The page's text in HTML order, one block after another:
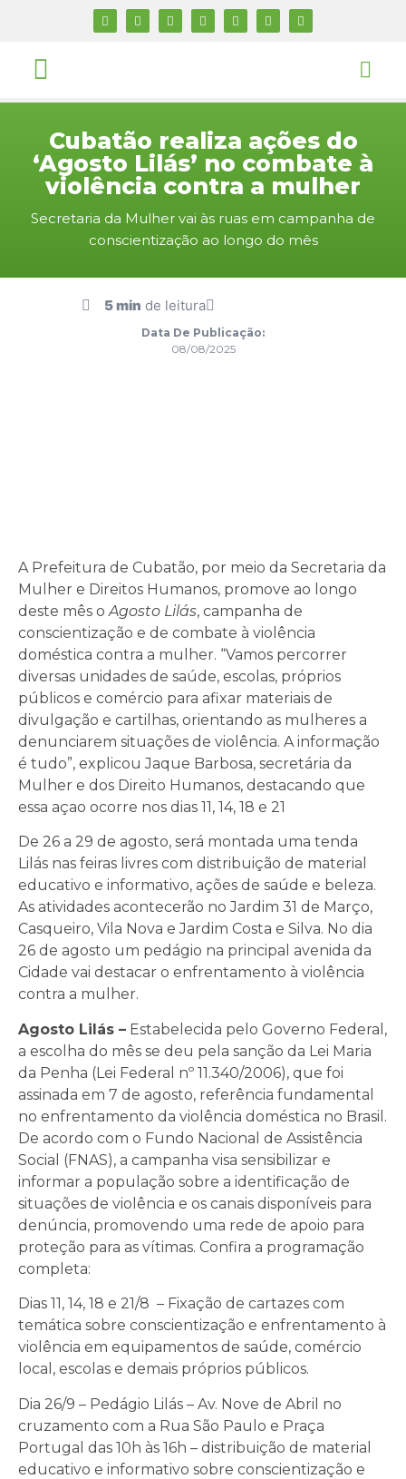
Cubatão realiza ações do
‘Agosto Lilás’ no combate à
violência contra a mulher
Secretaria da Mulher vai às ruas em campanha de
conscientização ao longo do mês
5 min de leitura
Data De Publicação:
08/08/2025
A Prefeitura de Cubatão, por meio da Secretaria da
Mulher e Direitos Humanos, promove ao longo
deste mês oAgosto Lilás, campanha de
conscientização e de combate à violência
doméstica contra a mulher. “Vamos percorrer
diversas unidades de saúde, escolas, próprios
públicos e comércio para afixar materiais de
divulgação e cartilhas, orientando as mulheres a
denunciarem situações de violência. A informação
é tudo”, explicou Jaque Barbosa, secretária da
Mulher e dos Direito Humanos, destacando que
essa açao ocorre nos dias 11, 14, 18 e 21
De 26 a 29 de agosto, será montada uma tenda
Lilás nas feiras livres com distribuição de material
educativo e informativo, ações de saúde e beleza.
As atividades acontecerão no Jardim 31 de Março,
Casqueiro, Vila Nova e Jardim Costa e Silva. No dia
26 de agosto um pedágio na principal avenida da
Cidade vai destacar o enfrentamento à violência
contra a mulher.
Agosto Lilás – Estabelecida pelo Governo Federal,
a escolha do mês se deu pela sanção da Lei Maria
da Penha (Lei Federal nº 11.340/2006), que foi
assinada em 7 de agosto, referência fundamental
no enfrentamento da violência doméstica no Brasil.
De acordo com o Fundo Nacional de Assistência
Social (FNAS), a campanha visa sensibilizar e
informar a população sobre a identificação de
situações de violência e os canais disponíveis para
denúncia, promovendo uma rede de apoio para
proteção para as vítimas. Confira a programação
completa:
Dias 11, 14, 18 e 21/8 – Fixação de cartazes com
temática sobre conscientização e enfrentamento à
violência em equipamentos de saúde, comércio
local, escolas e demais próprios públicos.
Dia 26/9 – Pedágio Lilás – Av. Nove de Abril no
cruzamento com a Rua São Paulo e Praça
Portugal das 10h às 16h – distribuição de material
educativo e informativo sobre conscientização e